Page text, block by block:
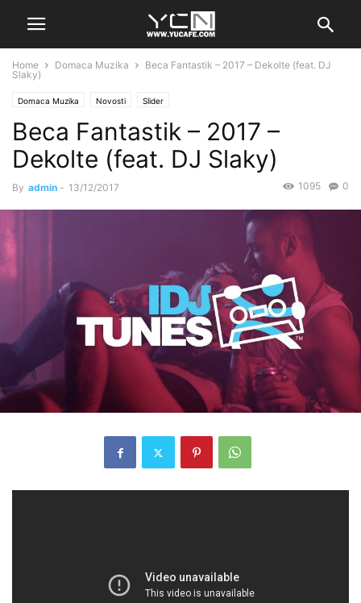
Home Domaca Muzika
Beca Fantastik – 2017 – Dekolte (feat. DJ
Slaky)
Domaca Muzika Novosti Slider
Beca Fantastik – 2017 –
Dekolte (feat. DJ Slaky)
By admin - 13/12/2017 0
1095